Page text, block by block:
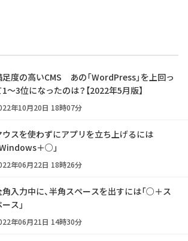
足度の高いCMS あの「WordPress」を上回っ
1～3位になったのは？【2022年5月版】
年10月20日 18時07分
ウスを使わずにアプリを立ち上げるには
Windows＋○」
年06月22日 18時26分
角入力中に、半角スペースを出すには「○＋ス
ス」
年06月21日 14時30分